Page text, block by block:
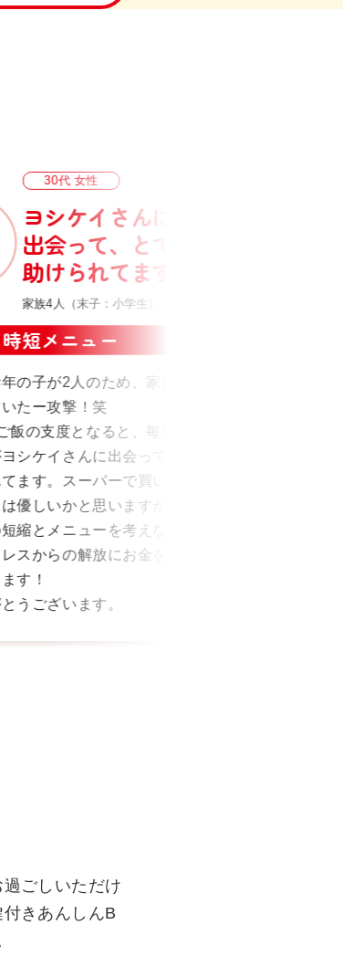
30代 女性
ヨシケイさんに
出会って、とても
助けられてます。
家族4人（末子：小学生）
時短メニュー
の子が2人のため、家に帰る
たー攻撃！笑
飯の支度となると、毎日クタ
シケイさんに出会って、と
ます。スーパーで買い物し
優しいかと思いますが、私
縮とメニューを考えないと
スからの解放にお金を払っ
す！
うございます。
ごしいただけ
きあんしんB